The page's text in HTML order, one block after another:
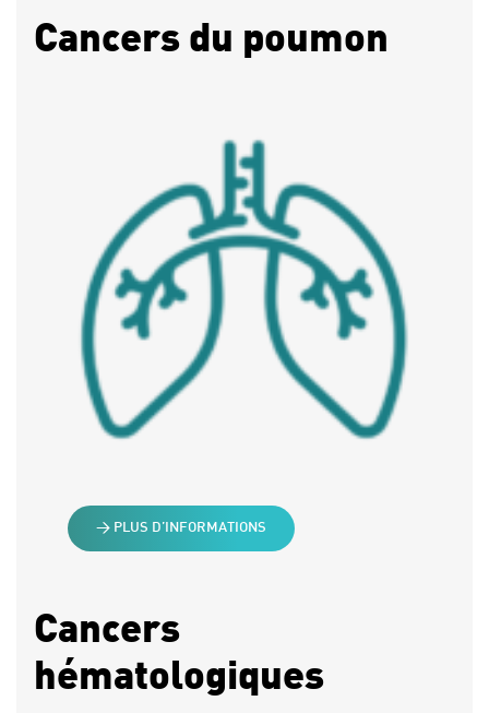
Cancers du poumon
> PLUS D’INFORMATIONS
Cancers
hématologiques